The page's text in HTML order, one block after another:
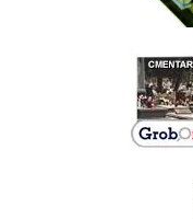
link do
link do